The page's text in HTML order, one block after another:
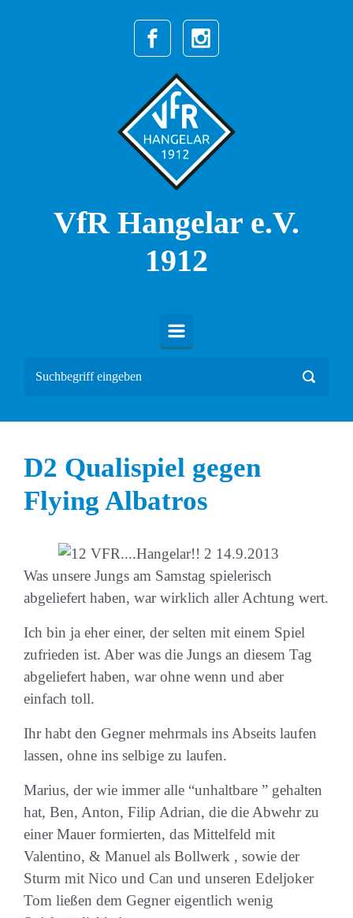
Zum Hauptinhalt springen
VfR Hangelar e.V.
1912
D2 Qualispiel gegen
Flying Albatros
Was unsere Jungs am Samstag spielerisch
abgeliefert haben, war wirklich aller Achtung wert.
Ich bin ja eher einer, der selten mit einem Spiel
zufrieden ist. Aber was die Jungs an diesem Tag
abgeliefert haben, war ohne wenn und aber
einfach toll.
Ihr habt den Gegner mehrmals ins Abseits laufen
lassen, ohne ins selbige zu laufen.
Marius, der wie immer alle “unhaltbare ” gehalten
hat, Ben, Anton, Filip Adrian, die die Abwehr zu
einer Mauer formierten, das Mittelfeld mit
Valentino, & Manuel als Bollwerk , sowie der
Sturm mit Nico und Can und unseren Edeljoker
Tom ließen dem Gegner eigentlich wenig